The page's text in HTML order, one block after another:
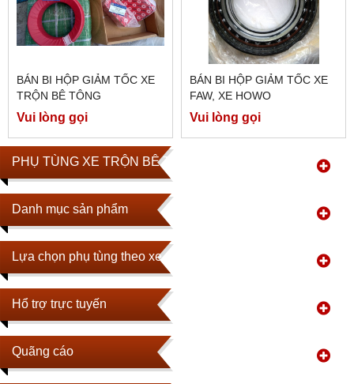
PHỤ TÙNG XE TRỘN BÊ TÔNG
Danh mục sản phẩm
Lựa chọn phụ tùng theo xe
Hổ trợ trực tuyến
Quãng cáo
BÁN BI HỘP GIẢM TỐC XE
TRỘN BÊ TÔNG
Vui lòng gọi
BÁN BI HỘP GIẢM TỐC XE
FAW, XE HOWO
Vui lòng gọi